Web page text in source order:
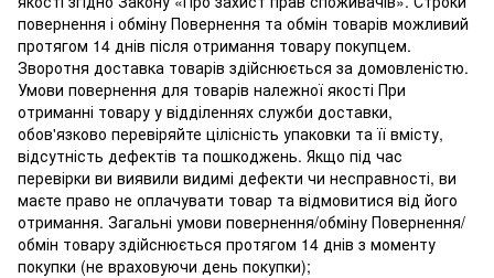
повернення і обміну Повернення та обмін товарів можливий
протягом 14 днів після отримання товару покупцем.
Зворотня доставка товарів здійснюється за домовленістю.
Умови повернення для товарів належної якості При
отриманні товару у відділеннях служби доставки,
обов'язково перевіряйте цілісність упаковки та її вмісту,
відсутність дефектів та пошкоджень. Якщо під час
перевірки ви виявили видимі дефекти чи несправності, ви
маєте право не оплачувати товар та відмовитися від його
отримання. Загальні умови повернення/обміну Повернення/
обмін товару здійснюється протягом 14 днів з моменту
покупки (не враховуючи день покупки);